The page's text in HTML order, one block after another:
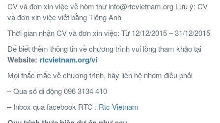
CV và đơn xin việc về hòm thư info@rtcvietnam.org Lưu ý: CV
và đơn xin việc viết bằng Tiếng Anh
Thời gian nhận CV và đơn xin việc: Từ 12/12/2015 – 31/12/2015
Để biết thêm thông tin về chương trình vui lòng tham khảo tại
Website: rtcvietnam.org/vi
Mọi thắc mắc về chương trình, hãy liên hệ nhóm điều phối
– Qua số di động 096 3134 410
– Inbox qua facebook RTC : Rtc Vietnam